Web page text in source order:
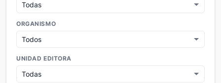
ORGANISMO
UNIDAD EDITORA